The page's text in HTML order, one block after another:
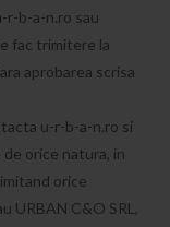
r-b-a-n.ro sau
fac trimitere la
aprobarea scrisa
u-r-b-a-n.ro si
orice natura, in
orice
C&O SRL,